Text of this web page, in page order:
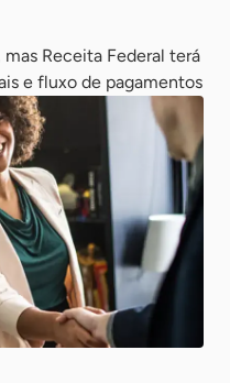
Receita Federal terá
e fluxo de pagamentos